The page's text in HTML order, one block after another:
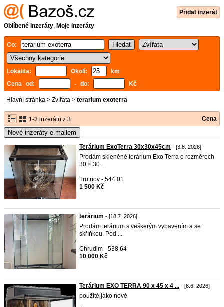
Přidat inzerát
Oblíbené inzeráty, Moje inzeráty
Co:
Lokalita: Okolí:
km
Cena od:
- do: Kč
Hlavní stránka > Zvířata > terarium exoterra
1-3 inzerátů z 3 Cena
Nové inzeráty e-mailem
Terárium ExoTerra 30x30x45cm - [3.8. 2026]
Prodám skleněné terárium Exo Terra o rozměrech
30 × 30 ...
Trutnov - 544 01
1 500 Kč
terárium - [18.7. 2026]
Prodám terárium s veškerým vybavením a se
skříňkou. Pod ...
Chrudim - 538 64
10 000 Kč
Terárium EXO TERRA 90 x 45 x 4 ... - [8.6. 2026]
použité jako nové